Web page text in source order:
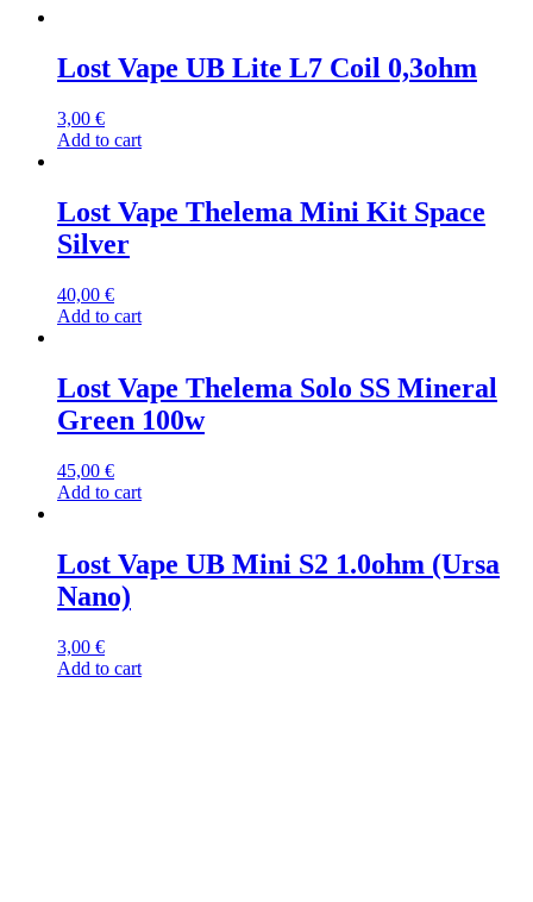
Lost Vape UB Lite L7 Coil 0,3ohm
3,00 €
Add to cart
Lost Vape Thelema Mini Kit Space
Silver
40,00 €
Add to cart
Lost Vape Thelema Solo SS Mineral
Green 100w
45,00 €
Add to cart
Lost Vape UB Mini S2 1.0ohm (Ursa
Nano)
3,00 €
Add to cart